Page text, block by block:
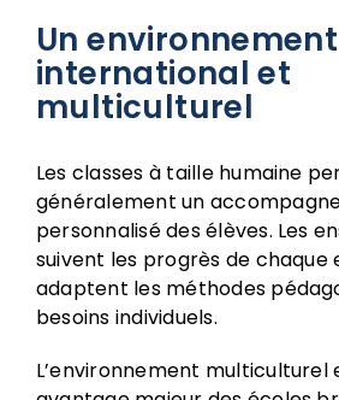
Un environnement
international et
multiculturel
Les classes à taille humaine
généralement un
personnalisé des élèves. Les
suivent les progrès de chaque
adaptent les méthodes
besoins individuels.
L’environnement multiculturel